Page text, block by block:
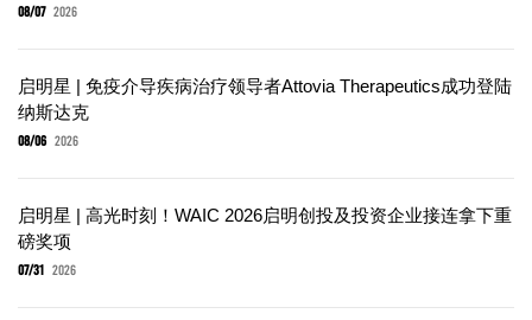
08/07 2026
启明星 | 免疫介导疾病治疗领导者Attovia Therapeutics成功登陆
纳斯达克
08/06 2026
启明星 | 高光时刻！WAIC 2026启明创投及投资企业接连拿下重
磅奖项
07/31 2026